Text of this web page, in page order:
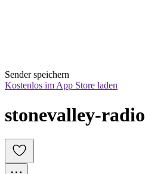
Sender speichern
Kostenlos im App Store laden
stonevalley-radio